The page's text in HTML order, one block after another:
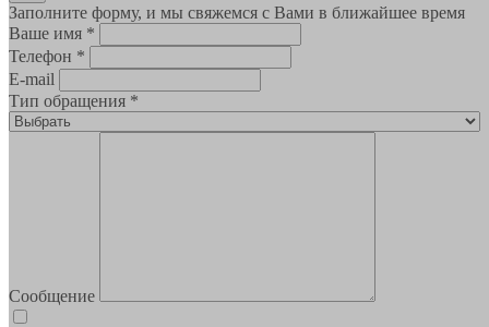
Заполните форму, и мы свяжемся с Вами в ближайшее время
Ваше имя *
Телефон *
E-mail
Тип обращения *
Сообщение